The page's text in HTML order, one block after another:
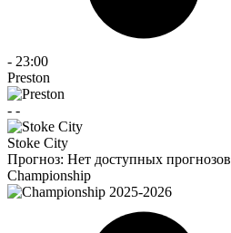
- 23:00
Preston
- -
Stoke City
Прогноз: Нет доступных прогнозов
Championship